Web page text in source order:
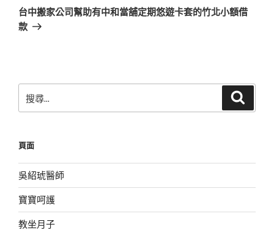
一
篇
台中搬家公司幫助有中和當舖定期悠遊卡套的竹北小額借
款
尋
字:
頁面
吳紹琥醫師
寶寶呵護
教坐月子